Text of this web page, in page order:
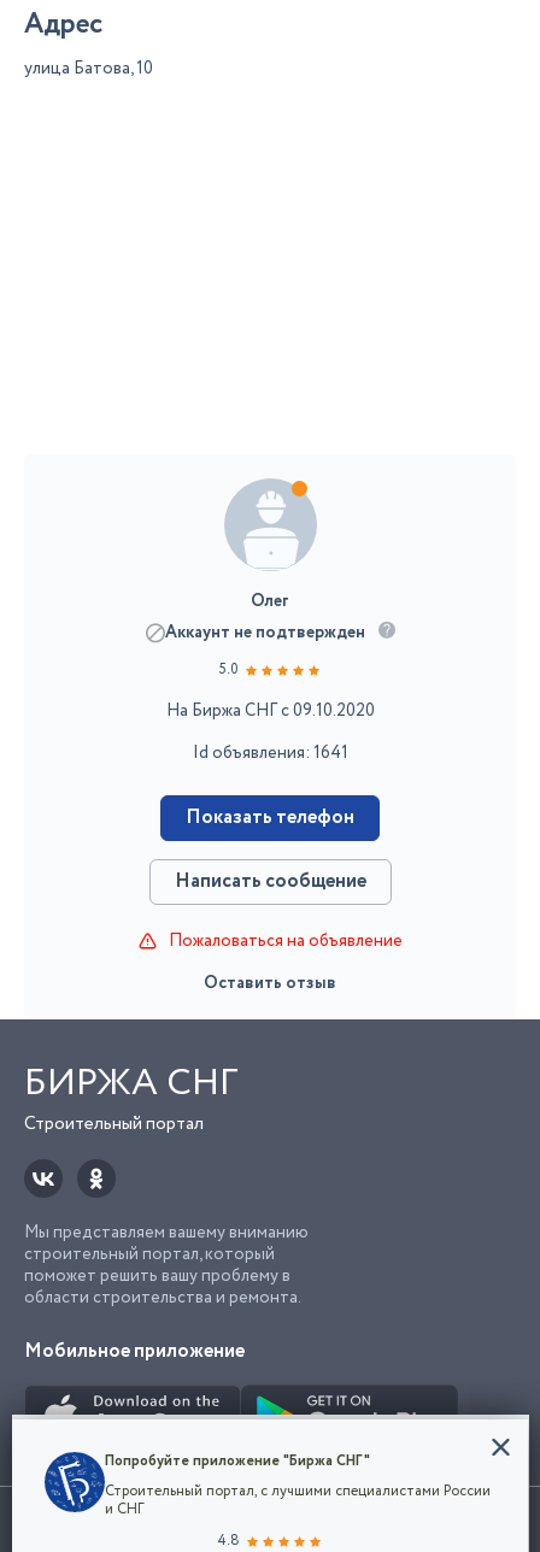
Адрес
улица Батова, 10
Олег
Аккаунт не подтвержден
5.0
На Биржа СНГ с 09.10.2020
Id объявления: 1641
Показать телефон
Написать сообщение
Пожаловаться на объявление
Оставить отзыв
БИРЖА СНГ
Строительный портал
Мы представляем вашему вниманию
строительный портал, который
поможет решить вашу проблему в
области строительства и ремонта.
Мобильное приложение
Использование сайта, в том числе подача объявлений, означает
марки представленные на сайте являются собственностью их
Конфиденциальность
Мы используем файлы cookie, чтобы сделать
наш сайт удобным для каждого
Попробуйте приложение "Биржа СНГ"
Строительный портал, с лучшими специалистами России
и СНГ
4.8